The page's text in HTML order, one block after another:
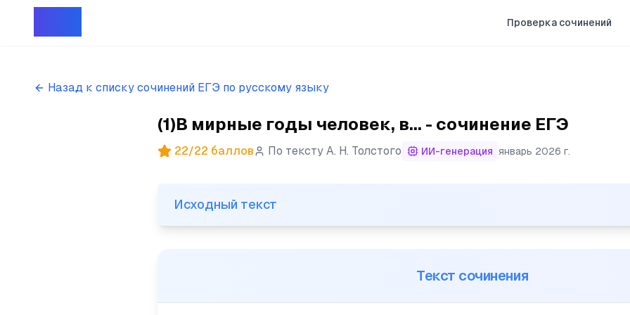
Проверка сочинений
Назад к списку сочинений ЕГЭ по русскому языку
(1)В мирные годы человек, в... - сочинение ЕГЭ
22/22 баллов По тексту А. Н. Толстого ИИ-генерация январь 2026 г.
(1)В мирные годы человек, в довольстве и счастье, как птица, купающаяся в
Исходный текст
Текст сочинения